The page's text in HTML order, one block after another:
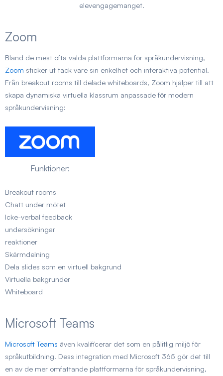
elevengagemanget.
Zoom
Bland de mest ofta valda plattformarna för språkundervisning,
Zoom sticker ut tack vare sin enkelhet och interaktiva potential.
Från breakout rooms till delade whiteboards, Zoom hjälper till att
skapa dynamiska virtuella klassrum anpassade för modern
språkundervisning:
Funktioner:
Breakout rooms
Chatt under mötet
Icke-verbal feedback
undersökningar
reaktioner
Skärmdelning
Dela slides som en virtuell bakgrund
Virtuella bakgrunder
Whiteboard
Microsoft Teams
Microsoft Teams även kvalificerar det som en pålitlig miljö för
språkutbildning. Dess integration med Microsoft 365 gör det till
en av de mer omfattande plattformarna för språkundervisning,